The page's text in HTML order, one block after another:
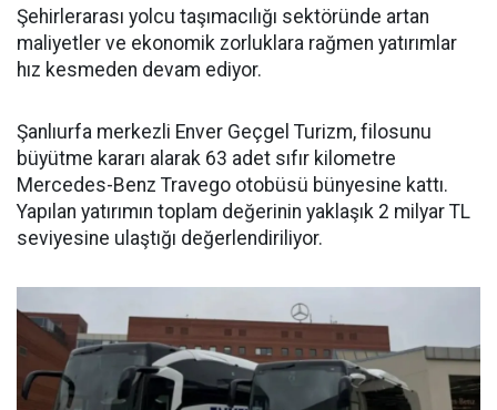
Şehirlerarası yolcu taşımacılığı sektöründe artan
maliyetler ve ekonomik zorluklara rağmen yatırımlar
hız kesmeden devam ediyor.
Şanlıurfa merkezli Enver Geçgel Turizm, filosunu
büyütme kararı alarak 63 adet sıfır kilometre
Mercedes-Benz Travego otobüsü bünyesine kattı.
Yapılan yatırımın toplam değerinin yaklaşık 2 milyar TL
seviyesine ulaştığı değerlendiriliyor.